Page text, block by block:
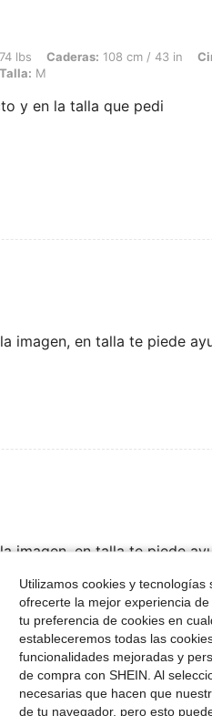
108 cm / 43 in, Cintura: 79 cm /
lbs Caderas: 108 cm / 43 in
Talla: M
y en la talla que pedi
imagen, en talla te piede
imagen, en talla te piede
Ver Más Reseñas
Utilizamos cookies y
ofrecerte la mejor experiencia
tu preferencia de cookies en
estableceremos todas las
funcionalidades mejoradas y
de compra con SHEIN. Al
necesarias que hacen que
de tu navegador, pero esto